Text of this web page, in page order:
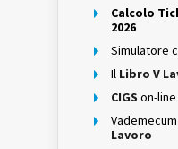
Calcolo
2026
Simulatore
Il Libro V
CIGS on-line
Vademecum
Lavoro